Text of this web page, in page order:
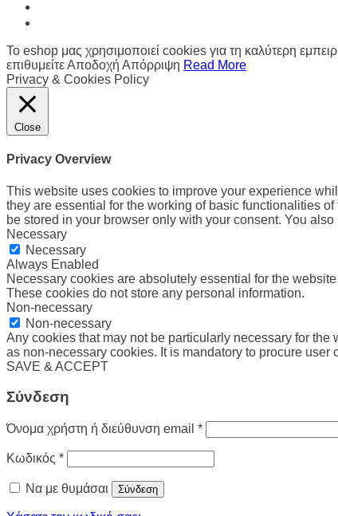
To eshop μας χρησιμοποιεί cookies για τη καλύτερη
επιθυμείτεΑποδοχή Απόρριψη Read More
Privacy & Cookies Policy
Close
Privacy Overview
This website uses cookies to improve your experience
they are essential for the working of basic functionalities
be stored in your browser only with your consent. You
Necessary
Necessary
Always Enabled
Necessary cookies are absolutely essential for the
These cookies do not store any personal information.
Non-necessary
Non-necessary
Any cookies that may not be particularly necessary for
as non-necessary cookies. It is mandatory to procure
SAVE & ACCEPT
Σύνδεση
Όνομα χρήστη ή διεύθυνση email *Απαιτείται
Κωδικός *Απαιτείται
Να με θυμάσαι Σύνδεση